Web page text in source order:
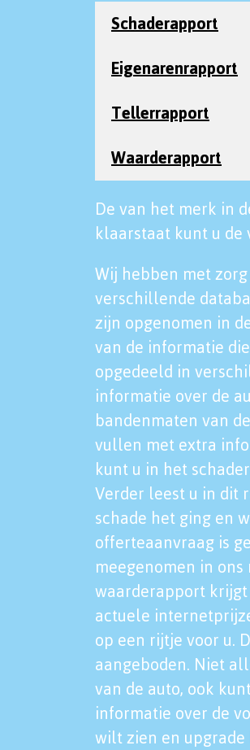
Schaderapport
Eigenarenrapport
Tellerrapport
Waarderapport
De van het merk in
klaarstaat kunt u de
Wij hebben met
verschillende
zijn opgenomen in
van de informatie
opgedeeld in
informatie over de
bandenmaten van
vullen met extra
kunt u in het
Verder leest u in dit
schade het ging en
offerteaanvraag is
meegenomen in
waarderapport
actuele
op een rijtje voor u.
aangeboden. Niet
van de auto, ook
informatie over de
wilt zien en